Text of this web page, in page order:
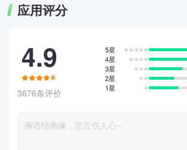
应用评分
4.9
3676条评价
5星
4星
3星
2星
1星